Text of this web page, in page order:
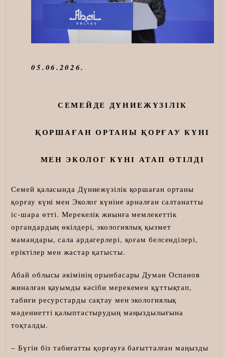
05.06.2026.
СЕМЕЙДЕ ДҮНИЕЖҮЗІЛІК
ҚОРШАҒАН ОРТАНЫ ҚОРҒАУ КҮНІ
МЕН ЭКОЛОГ КҮНІ АТАП ӨТІЛДІ
Семей қаласында Дүниежүзілік қоршаған ортаны
қорғау күні мен Эколог күніне арналған салтанатты
іс-шара өтті. Мерекелік жиынға мемлекеттік
органдардың өкілдері, экологиялық қызмет
мамандары, сала ардагерлері, қоғам белсенділері,
еріктілер мен жастар қатысты.
Абай облысы әкімінің орынбасары Думан Оспанов
жиналған қауымды кәсіби мерекемен құттықтап,
табиғи ресурстарды сақтау мен экологиялық
мәдениетті қалыптастырудың маңыздылығына
тоқталды.
– Бүгін біз табиғатты қорғауға бағытталған маңызды